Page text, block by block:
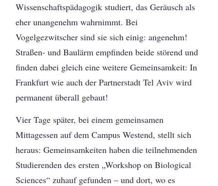
Wissenschaftspädagogik studiert, das Geräusch als
eher unangenehm wahrnimmt. Bei
Vogelgezwitscher sind sie sich einig: angenehm!
Straßen- und Baulärm empfinden beide störend und
finden dabei gleich eine weitere Gemeinsamkeit: In
Frankfurt wie auch der Partnerstadt Tel Aviv wird
permanent überall gebaut!
Vier Tage später, bei einem gemeinsamen
Mittagessen auf dem Campus Westend, stellt sich
heraus: Gemeinsamkeiten haben die teilnehmenden
Studierenden des ersten „Workshop on Biological
Sciences“ zuhauf gefunden – und dort, wo es